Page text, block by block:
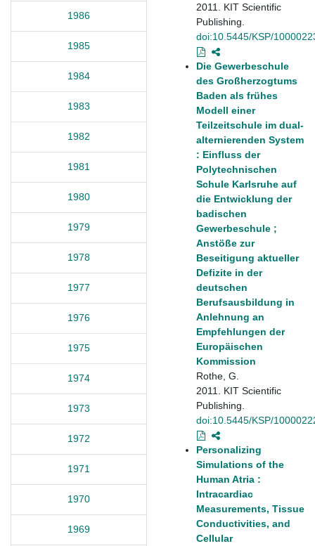
1986
1985
1984
1983
1982
1981
1980
1979
1978
1977
1976
1975
1974
1973
1972
1971
1970
1969
2011. KIT Scientific
Publishing.
doi:10.5445/KSP/
Die Gewerbeschule
des Großherzogtums
Baden als frühes
Modell einer
Teilzeitschule im dual-
alternierenden System
: Einfluss der
Polytechnischen
Schule Karlsruhe auf
die Entwicklung der
badischen
Gewerbeschule ;
Anstöße zur
Beseitigung aktueller
Defizite in der
deutschen
Berufsausbildung in
Anlehnung an
Empfehlungen der
Europäischen
Kommission
Rothe, G.
2011. KIT Scientific
Publishing.
doi:10.5445/KSP/
Personalizing
Simulations of the
Human Atria :
Intracardiac
Measurements, Tissue
Conductivities, and
Cellular